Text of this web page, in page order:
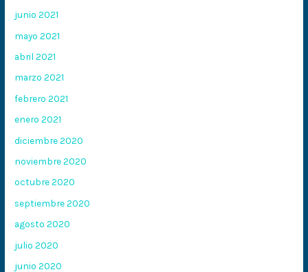
junio 2021
mayo 2021
abril 2021
marzo 2021
febrero 2021
enero 2021
diciembre 2020
noviembre 2020
octubre 2020
septiembre 2020
agosto 2020
julio 2020
junio 2020